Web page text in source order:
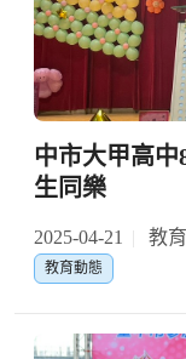
中市大甲高
生同樂
2025-04-21 教
教育動態